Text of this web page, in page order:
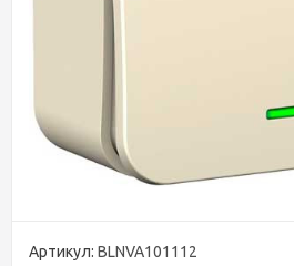
Артикул: BLNVA101112